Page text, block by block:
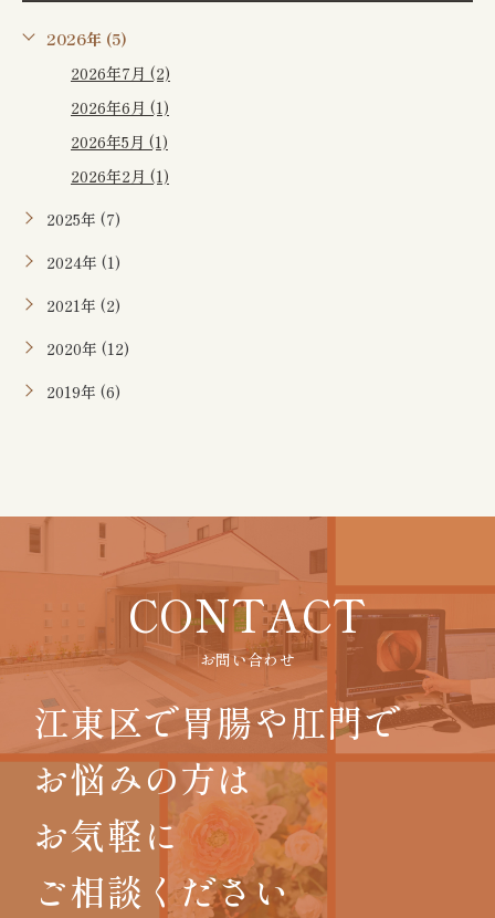
2026年 (5)
2026年7月 (2)
2026年6月 (1)
2026年5月 (1)
2026年2月 (1)
2025年 (7)
2024年 (1)
2021年 (2)
2020年 (12)
2019年 (6)
CONTACT
お問い合わせ
江東区で胃腸や肛門で
お悩みの方は
お気軽に
ご相談ください